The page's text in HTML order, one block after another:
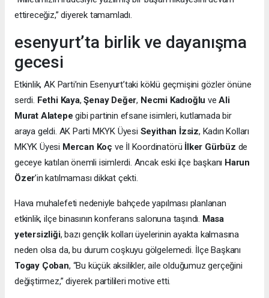
ettireceğiz,” diyerek tamamladı.
esenyurt’ta birlik ve dayanışma
gecesi
Etkinlik, AK Parti’nin Esenyurt’taki köklü geçmişini gözler önüne
serdi. Fethi Kaya,Şenay Değer, Necmi Kadıoğlu veAli
Murat Alatepe gibi partinin efsane isimleri, kutlamada bir
araya geldi. AK Parti MKYK Üyesi Seyithan İzsiz, Kadın Kolları
MKYK Üyesi Mercan Koç ve İl Koordinatörü İlker Gürbüz de
geceye katılan önemli isimlerdi. Ancak eski ilçe başkanı Harun
Özer’in katılmaması dikkat çekti.
Hava muhalefeti nedeniyle bahçede yapılması planlanan
etkinlik, ilçe binasının konferans salonuna taşındı. Masa
yetersizliği, bazı gençlik kolları üyelerinin ayakta kalmasına
neden olsa da, bu durum coşkuyu gölgelemedi. İlçe Başkanı
Togay Çoban, “Bu küçük aksilikler, aile olduğumuz gerçeğini
değiştirmez,” diyerek partilileri motive etti.